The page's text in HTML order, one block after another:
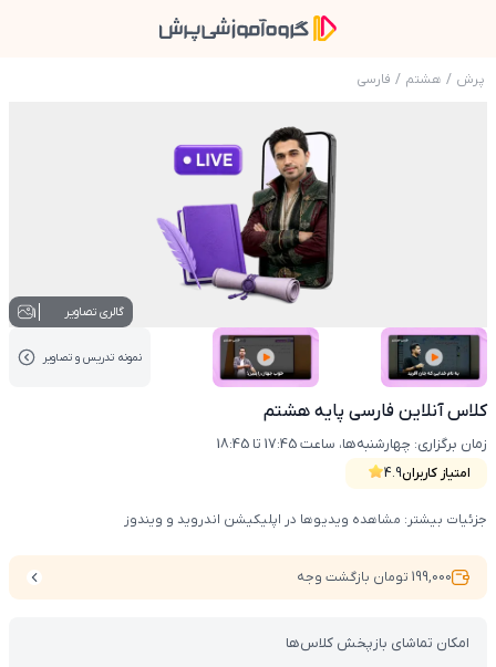
پرش / هشتم / فارسی
عکس محصول کلاس آنلاین فارسی پایه هشتم
گالری تصاویر 1
عکس کاور نمونه تدریس عکس کاور نمونه تدریس
نمونه تدریس‌ و تصاویر
کلاس آنلاین فارسی پایه هشتم
امتیاز کاربران4.9
زمان برگزاری: چهارشنبه‌ها، ساعت 17:45 تا 18:45
امکان تماشای بازپخش کلاس‌ها
جزئیات بیشتر: مشاهده ویدیوها در اپلیکیشن اندروید و ویندوز
199,000 تومان بازگشت وجه